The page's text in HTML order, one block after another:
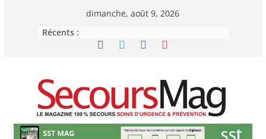
dimanche, août 9, 2026
Récents :